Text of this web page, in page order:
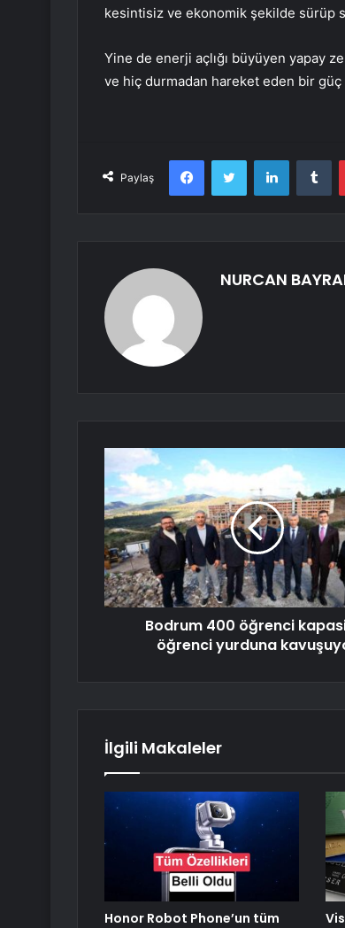
kesintisiz ve ekonomik şekilde sürüp
Yine de enerji açlığı büyüyen yapay
ve hiç durmadan hareket eden bir güç
Paylaş
FacebookTwitter LinkedIn
NURCAN
Bodrum 400 öğrenci
öğrenci yurduna
İlgili Makaleler
Honor Robot Phone’un tüm